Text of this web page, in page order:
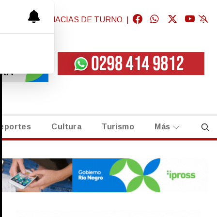
| FARMACIAS DE TURNO
Cultura Turismo Más